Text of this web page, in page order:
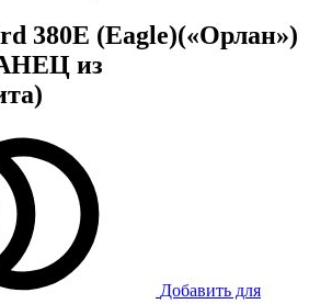
380E (Eagle)(«Орлан»)
из
Добавить для